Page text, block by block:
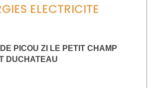
ELECTRICITE
PICOU ZI LE PETIT CHAMP
DUCHATEAU